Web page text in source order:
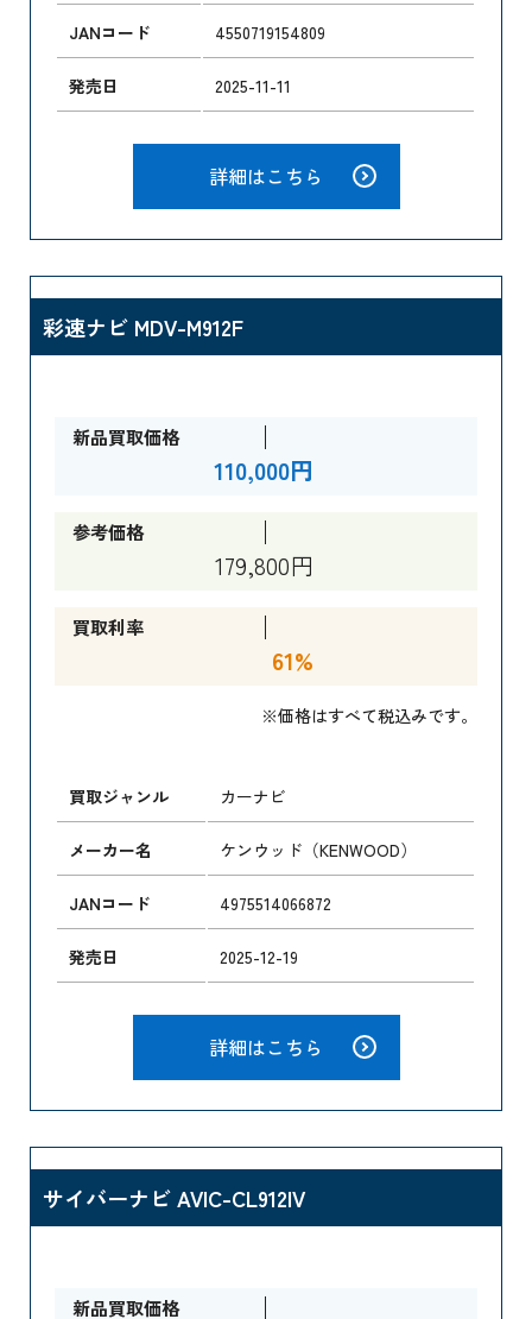
JANコード 4550719154809
発売日 2025-11-11
詳細はこちら
彩速ナビ MDV-M912F
新品買取価格
110,000円
参考価格
179,800円
買取利率
61%
※価格はすべて税込みです。
買取ジャンル カーナビ
メーカー名 ケンウッド（KENWOOD）
JANコード 4975514066872
発売日 2025-12-19
詳細はこちら
サイバーナビ AVIC-CL912IV
新品買取価格